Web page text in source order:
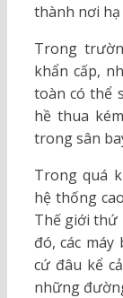
thành nơi hạ
Trong
khẩn cấp,
toàn có thể
hề thua
trong sân
Trong quá
hệ thống
Thế giới thứ
đó, các
cứ đâu kể
những